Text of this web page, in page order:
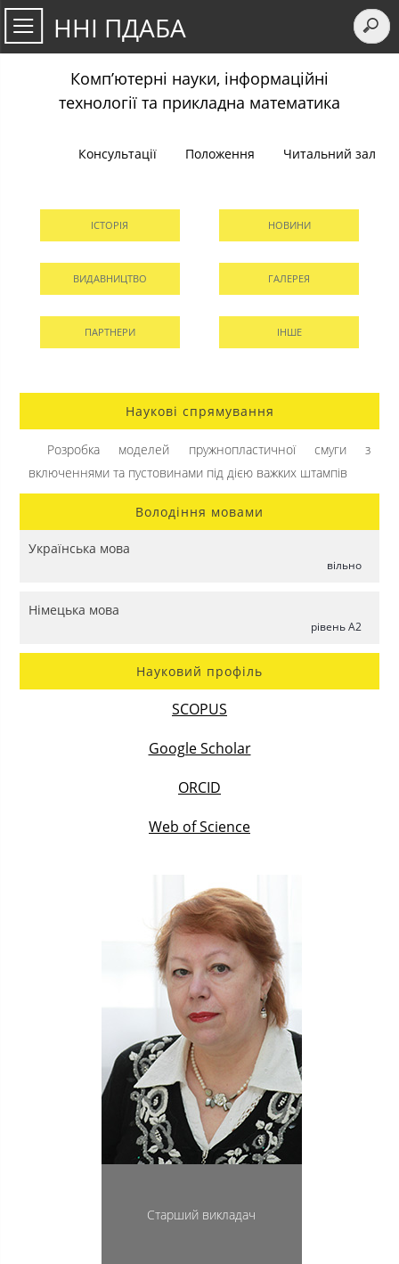
ННІ ПДАБА
Комп’ютерні науки, інформаційні
технології та прикладна математика
Консультації Положення Читальний зал
ІСТОРІЯ НОВИНИ
ВИДАВНИЦТВО ГАЛЕРЕЯ
ПАРТНЕРИ ІНШЕ
Наукові спрямування
Розробка моделей пружнопластичної смуги з
включеннями та пустовинами під дією важких штампів
Володіння мовами
Українська мова
вільно
Німецька мова
рівень A2
Науковий профіль
SCOPUS
Google Scholar
ORCID
Web of Science
Cтарший викладач